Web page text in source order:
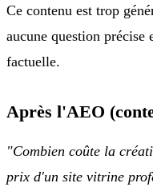
Ce contenu est trop
aucune question précise
factuelle.
Après l'AEO
"Combien coûte la
prix d'un site vitrine